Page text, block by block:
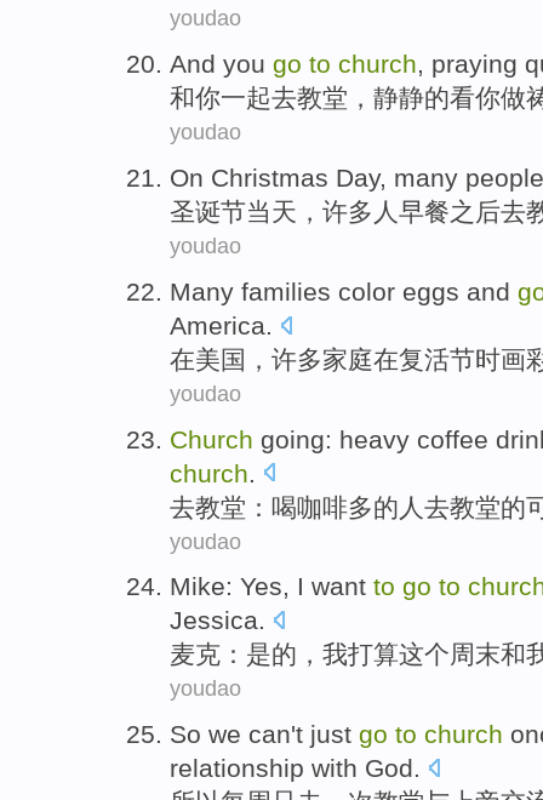
youdao
And you go to church, praying
和你一起去教堂 ， 静静的看你做
youdao
On Christmas Day, many people
圣诞节当天 ， 许多 人 早餐之后去
youdao
Many families color eggs and
America.
在美国 ， 许多家庭在复活节时画
youdao
Church going: heavy coffee
church
去教堂 ： 喝咖啡多的 人 去教堂的
youdao
Mike: Yes, I want to go to
Jessica.
麦克 ： 是的 ， 我打算这个周末和
youdao
So we can't just go to church
relationship with God.